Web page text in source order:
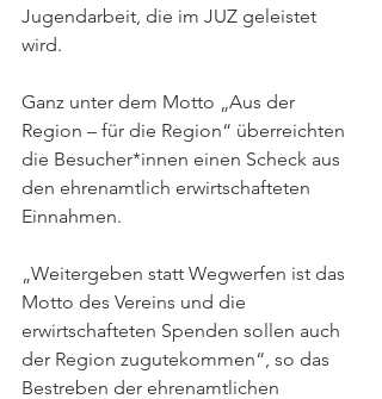
Jugendarbeit, die im JUZ geleistet
wird.
Ganz unter dem Motto „Aus der
Region – für die Region“ überreichten
die Besucher*innen einen Scheck aus
den ehrenamtlich erwirtschafteten
Einnahmen.
„Weitergeben statt Wegwerfen ist das
Motto des Vereins und die
erwirtschafteten Spenden sollen auch
der Region zugutekommen“, so das
Bestreben der ehrenamtlichen